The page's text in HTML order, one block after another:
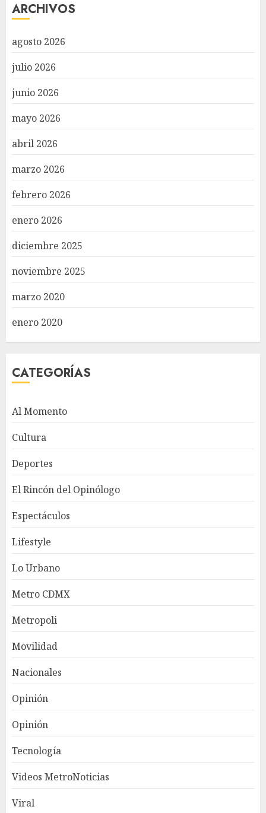
ARCHIVOS
agosto 2026
julio 2026
junio 2026
mayo 2026
abril 2026
marzo 2026
febrero 2026
enero 2026
diciembre 2025
noviembre 2025
marzo 2020
enero 2020
CATEGORÍAS
Al Momento
Cultura
Deportes
El Rincón del Opinólogo
Espectáculos
Lifestyle
Lo Urbano
Metro CDMX
Metropoli
Movilidad
Nacionales
Opinión
Opinión
Tecnología
Videos MetroNoticias
Viral